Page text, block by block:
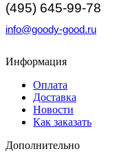
(495) 645-99-78
info@goody-good.ru
Информация
Оплата
Доставка
Новости
Как заказать
Дополнительно